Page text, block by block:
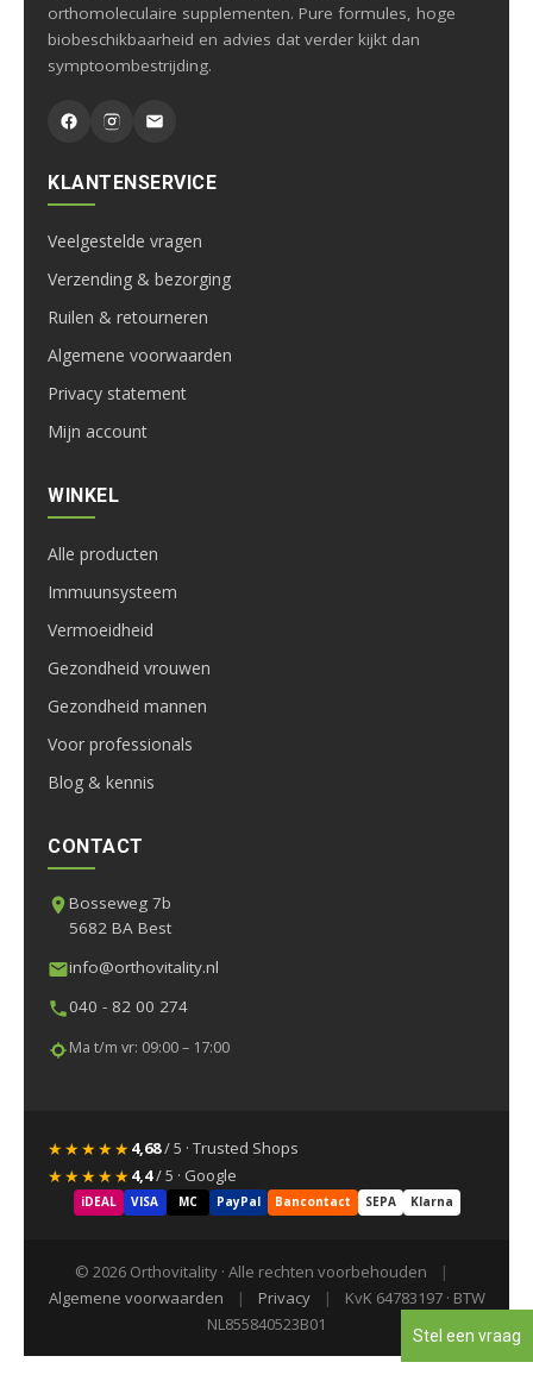
orthomoleculaire supplementen. Pure formules, hoge
biobeschikbaarheid en advies dat verder kijkt dan
symptoombestrijding.
KLANTENSERVICE
Veelgestelde vragen
Verzending & bezorging
Ruilen & retourneren
Algemene voorwaarden
Privacy statement
Mijn account
WINKEL
Alle producten
Immuunsysteem
Vermoeidheid
Gezondheid vrouwen
Gezondheid mannen
Voor professionals
Blog & kennis
CONTACT
Bosseweg 7b
5682 BA Best
info@orthovitality.nl
040 - 82 00 274
Ma t/m vr: 09:00 – 17:00
★★★★★4,68/ 5 · Trusted Shops
★★★★★4,4/ 5 · Google
iDEAL VISA MC PayPal Bancontact SEPA Klarna
© 2026 Orthovitality · Alle rechten voorbehouden
|
Algemene voorwaarden
| Privacy |
KvK 64783197 · BTW
NL855840523B01
Stel een vraag